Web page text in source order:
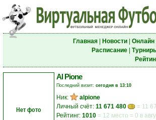
Главная| Новости| Онлайн|
Расписание|
Нет фото
Al Pione
Последний визит: сегодня в 13:10
Ник:
alpione
Личный счёт: 11 671 480
= 11
Рейтинг: 1010 = 12 место = 0 в